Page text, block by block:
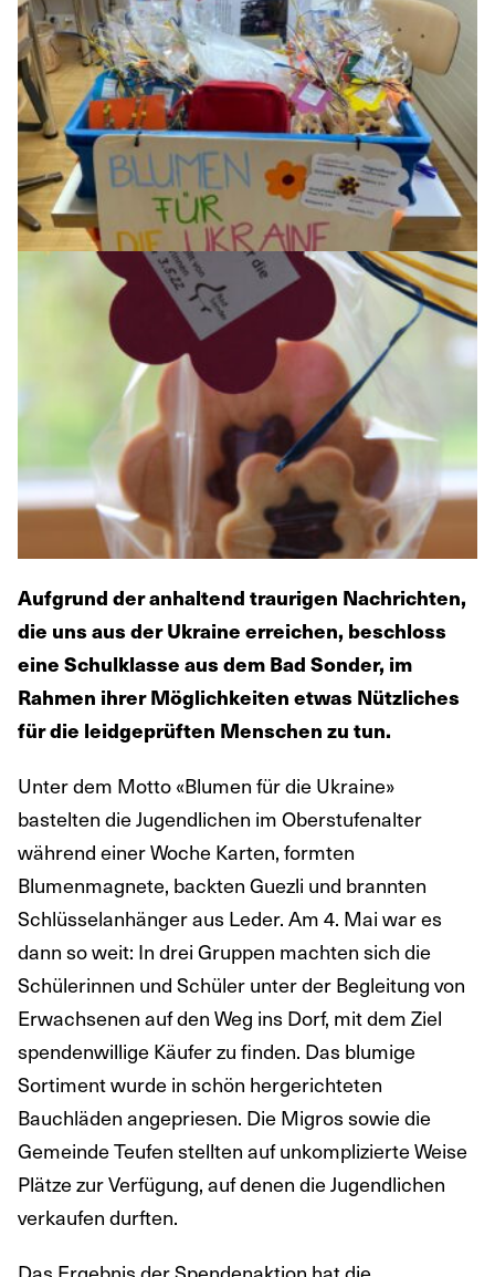
Aufgrund der anhaltend traurigen Nachrichten,
die uns aus der Ukraine erreichen, beschloss
eine Schulklasse aus dem Bad Sonder, im
Rahmen ihrer Möglichkeiten etwas Nützliches
für die leidgeprüften Menschen zu tun.
Unter dem Motto «Blumen für die Ukraine»
bastelten die Jugendlichen im Oberstufenalter
während einer Woche Karten, formten
Blumenmagnete, backten Guezli und brannten
Schlüsselanhänger aus Leder. Am 4. Mai war es
dann so weit: In drei Gruppen machten sich die
Schülerinnen und Schüler unter der Begleitung von
Erwachsenen auf den Weg ins Dorf, mit dem Ziel
spendenwillige Käufer zu finden. Das blumige
Sortiment wurde in schön hergerichteten
Bauchläden angepriesen. Die Migros sowie die
Gemeinde Teufen stellten auf unkomplizierte Weise
Plätze zur Verfügung, auf denen die Jugendlichen
verkaufen durften.